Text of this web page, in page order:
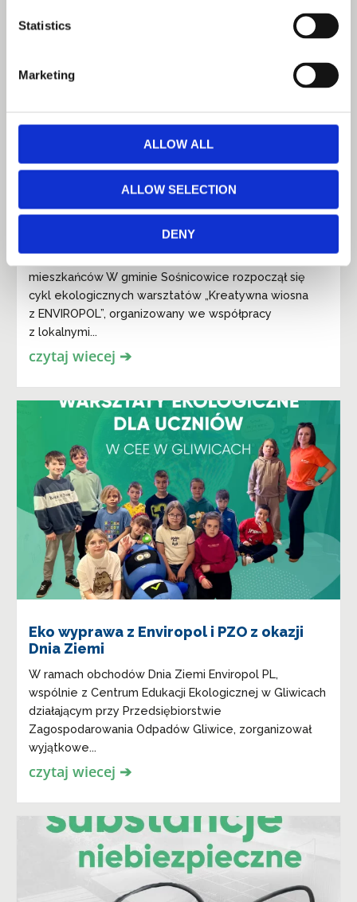
Statistics
Marketing
ALLOW ALL
ALLOW SELECTION
DENY
Kreatywna wiosna z ENVIROPOL. Ruszył
cykl ekologicznych warsztatów w gminie
Edukacja ekologiczna i praktyczna wiedza dla
mieszkańców W gminie Sośnicowice rozpoczął się
cykl ekologicznych warsztatów „Kreatywna wiosna
z ENVIROPOL”, organizowany we współpracy
z lokalnymi...
czytaj wiecej ➔
Eko wyprawa z Enviropol i PZO z okazji
Dnia Ziemi
W ramach obchodów Dnia Ziemi Enviropol PL,
wspólnie z Centrum Edukacji Ekologicznej w Gliwicach
działającym przy Przedsiębiorstwie
Zagospodarowania Odpadów Gliwice, zorganizował
wyjątkowe...
czytaj wiecej ➔